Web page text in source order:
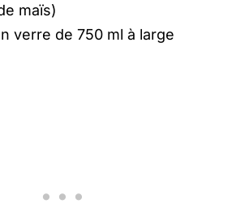
maïs)
verre de 750 ml à large